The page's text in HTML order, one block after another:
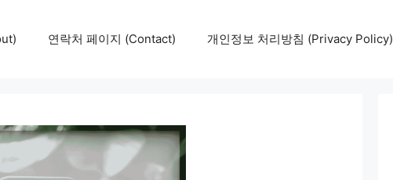
연락처 페이지 (Contact) 개인정보 처리방침 (Privacy Policy)